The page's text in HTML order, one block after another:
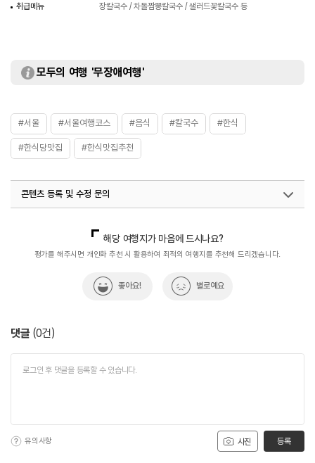
취급메뉴
장칼국수 / 차돌짬뽕칼국수 / 샐러드꽃칼국수 등
모두의 여행 '무장애여행'
#서울 #서울여행코스 #음식 #칼국수 #한식
#한식당맛집 #한식맛집추천
콘텐츠 등록 및 수정 문의
해당 여행지가 마음에 드시나요?
평가를 해주시면 개인화 추천 시 활용하여 최적의 여행지를 추천해 드리겠습니다.
좋아요! 별로예요
댓글 (0건)
사진
유의사항 등록